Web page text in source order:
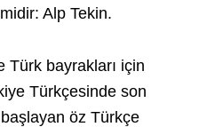
Alp Tekin.
Türk bayrakları için
Türkçesinde son
öz Türkçe